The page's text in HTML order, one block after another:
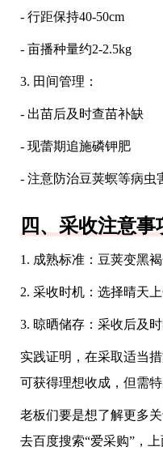
- 行距保持40-50cm
- 亩播种量约2-2.5kg
3. 田间管理：
- 出苗后及时查苗补缺
- 现蕾期追施磷钾肥
- 注意防治豆荚螟等病虫
四、采收注意事
1. 成熟标准：豆荚变黑
2. 采收时机：选择晴天
3. 晾晒储存：采收后及
实践证明，在采取适当
可获得理想收成，但需
老板们要是想了解更多
去百度搜索“爱采购”，